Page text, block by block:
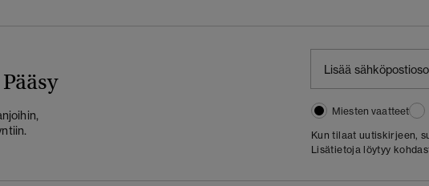
Miesten vaatteet
Kun tilaat uutiskirjeen,
Lisätietoja löytyy